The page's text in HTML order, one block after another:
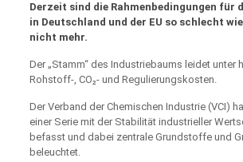
Derzeit sind die Rahmenbedingungen für
in Deutschland und der EU so schlecht
nicht mehr.
Der „Stamm“ des Industriebaums leidet unter
Rohstoff‑, CO₂‑ und Regulierungskosten.
Der Verband der Chemischen Industrie (VCI)
einer Serie mit der Stabilität industrieller
befasst und dabei zentrale Grundstoffe und
beleuchtet.